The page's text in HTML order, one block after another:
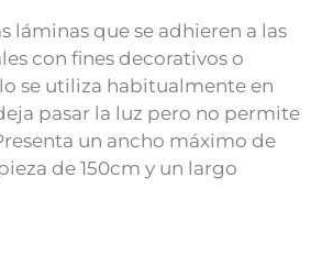
láminas que se adhieren a las
con fines decorativos o
se utiliza habitualmente en
pasar la luz pero no permite
un ancho máximo de
de 150cm y un largo